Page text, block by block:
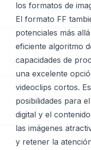
los formatos de
El formato FF
potenciales más
eficiente algoritmo
capacidades de
una excelente
videoclips cortos.
posibilidades para
digital y el
las imágenes
y retener la